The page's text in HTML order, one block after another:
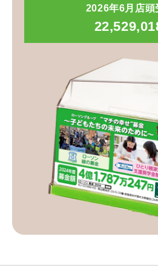
2026年6月店頭